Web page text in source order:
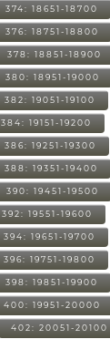
374: 18651-18700
376: 18751-18800
378: 18851-18900
380: 18951-19000
382: 19051-19100
384: 19151-19200
386: 19251-19300
388: 19351-19400
390: 19451-19500
392: 19551-19600
394: 19651-19700
396: 19751-19800
398: 19851-19900
400: 19951-20000
402: 20051-20100